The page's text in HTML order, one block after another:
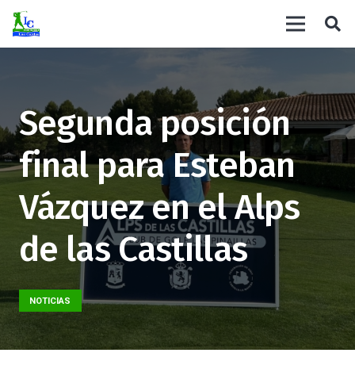
Segunda posición
final para Esteban
Vázquez en el Alps
de las Castillas
NOTICIAS